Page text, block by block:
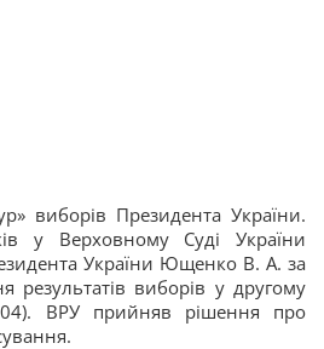
виборів Президента України.
у Верховному Суді України
України Ющенко В. А. за
результатів виборів у другому
ВРУ прийняв рішення про